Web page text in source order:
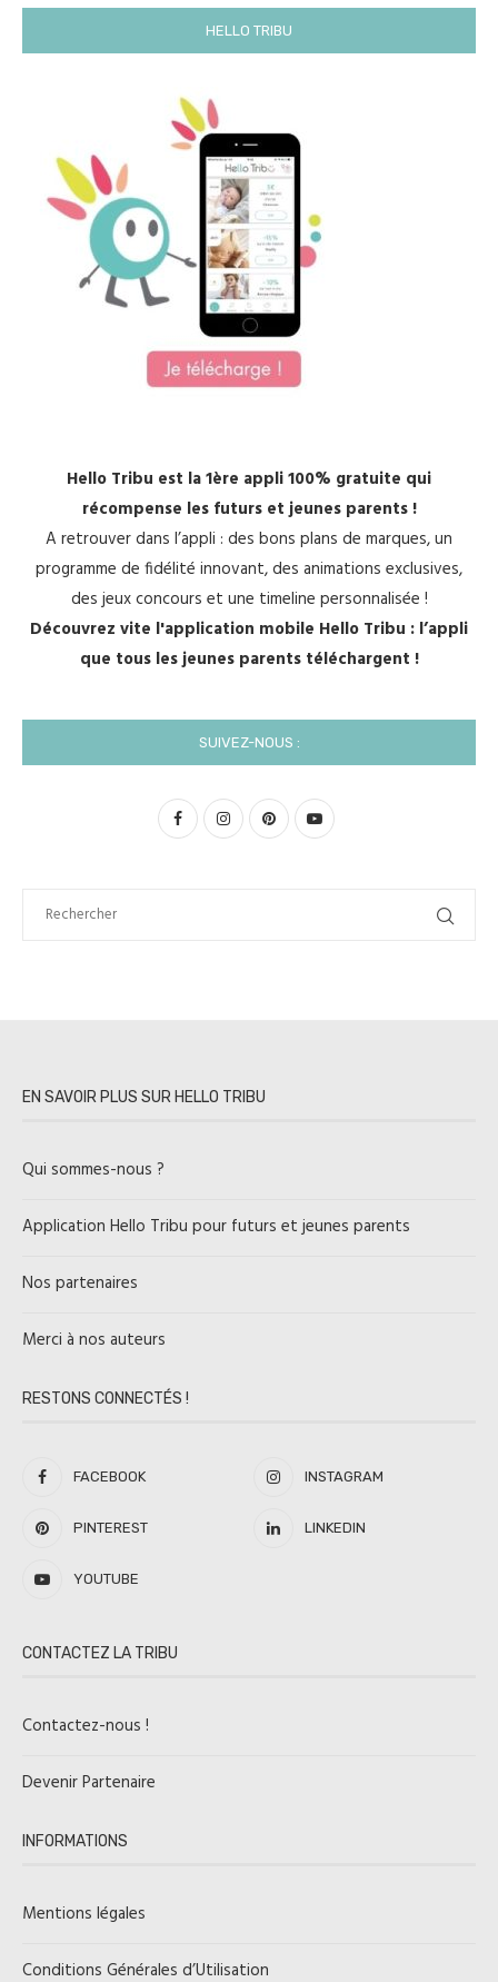
HELLO TRIBU
Hello Tribu est la 1ère appli 100% gratuite qui
récompense les futurs et jeunes parents !
A retrouver dans l’appli : des bons plans de marques, un
programme de fidélité innovant, des animations exclusives,
des jeux concours et une timeline personnalisée !
Découvrez vite l'application mobile Hello Tribu : l’appli
que tous les jeunes parents téléchargent !
SUIVEZ-NOUS :
EN SAVOIR PLUS SUR HELLO TRIBU
Qui sommes-nous ?
Application Hello Tribu pour futurs et jeunes parents
Nos partenaires
Merci à nos auteurs
RESTONS CONNECTÉS !
FACEBOOK INSTAGRAM
PINTEREST LINKEDIN
YOUTUBE
CONTACTEZ LA TRIBU
Contactez-nous !
Devenir Partenaire
INFORMATIONS
Mentions légales
Conditions Générales d’Utilisation